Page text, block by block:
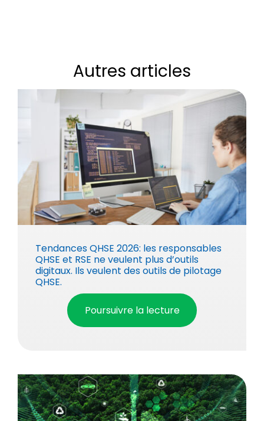
Autres articles
Tendances QHSE 2026: les responsables
QHSE et RSE ne veulent plus d’outils
digitaux. Ils veulent des outils de pilotage
QHSE.
Poursuivre la lecture